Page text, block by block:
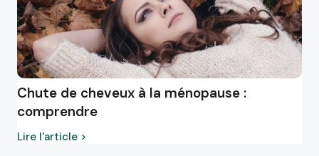
Chute de cheveux à la ménopause :
comprendre
Lire l'article >